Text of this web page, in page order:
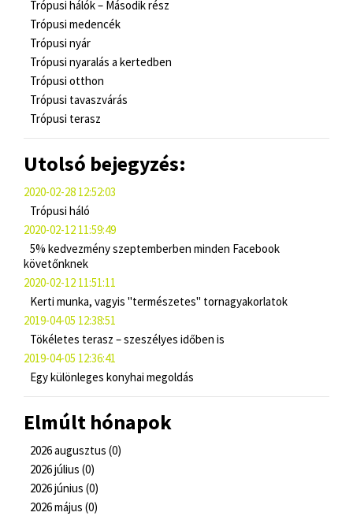
Trópusi hálók – Második rész
Trópusi medencék
Trópusi nyár
Trópusi nyaralás a kertedben
Trópusi otthon
Trópusi tavaszvárás
Trópusi terasz
Utolsó bejegyzés:
2020-02-28 12:52:03
Trópusi háló
2020-02-12 11:59:49
5% kedvezmény szeptemberben minden Facebook
követőnknek
2020-02-12 11:51:11
Kerti munka, vagyis "természetes" tornagyakorlatok
2019-04-05 12:38:51
Tökéletes terasz – szeszélyes időben is
2019-04-05 12:36:41
Egy különleges konyhai megoldás
Elmúlt hónapok
2026 augusztus (0)
2026 július (0)
2026 június (0)
2026 május (0)